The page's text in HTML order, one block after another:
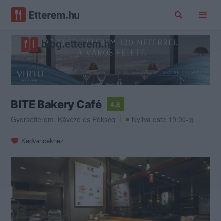
BITE Bakery Café
4.8
Gyorsétterem, Kávézó és Pékség Nyitva este 19:00-ig
Kedvencekhez